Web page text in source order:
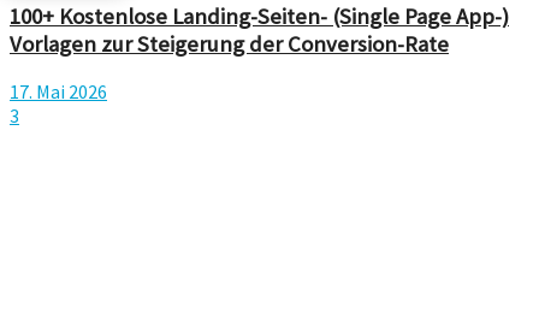
100+ Kostenlose Landing-Seiten- (Single Page App-)
Vorlagen zur Steigerung der Conversion-Rate
17. Mai 2026
3